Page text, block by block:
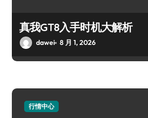
真我GT8入手时机大解析
dawei 8 月 1, 2026
行情中心